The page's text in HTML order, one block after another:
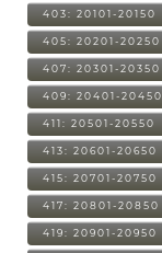
403: 20101-20150
405: 20201-20250
407: 20301-20350
409: 20401-20450
411: 20501-20550
413: 20601-20650
415: 20701-20750
417: 20801-20850
419: 20901-20950